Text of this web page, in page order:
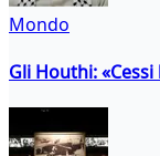
Mondo
Gli Houthi: